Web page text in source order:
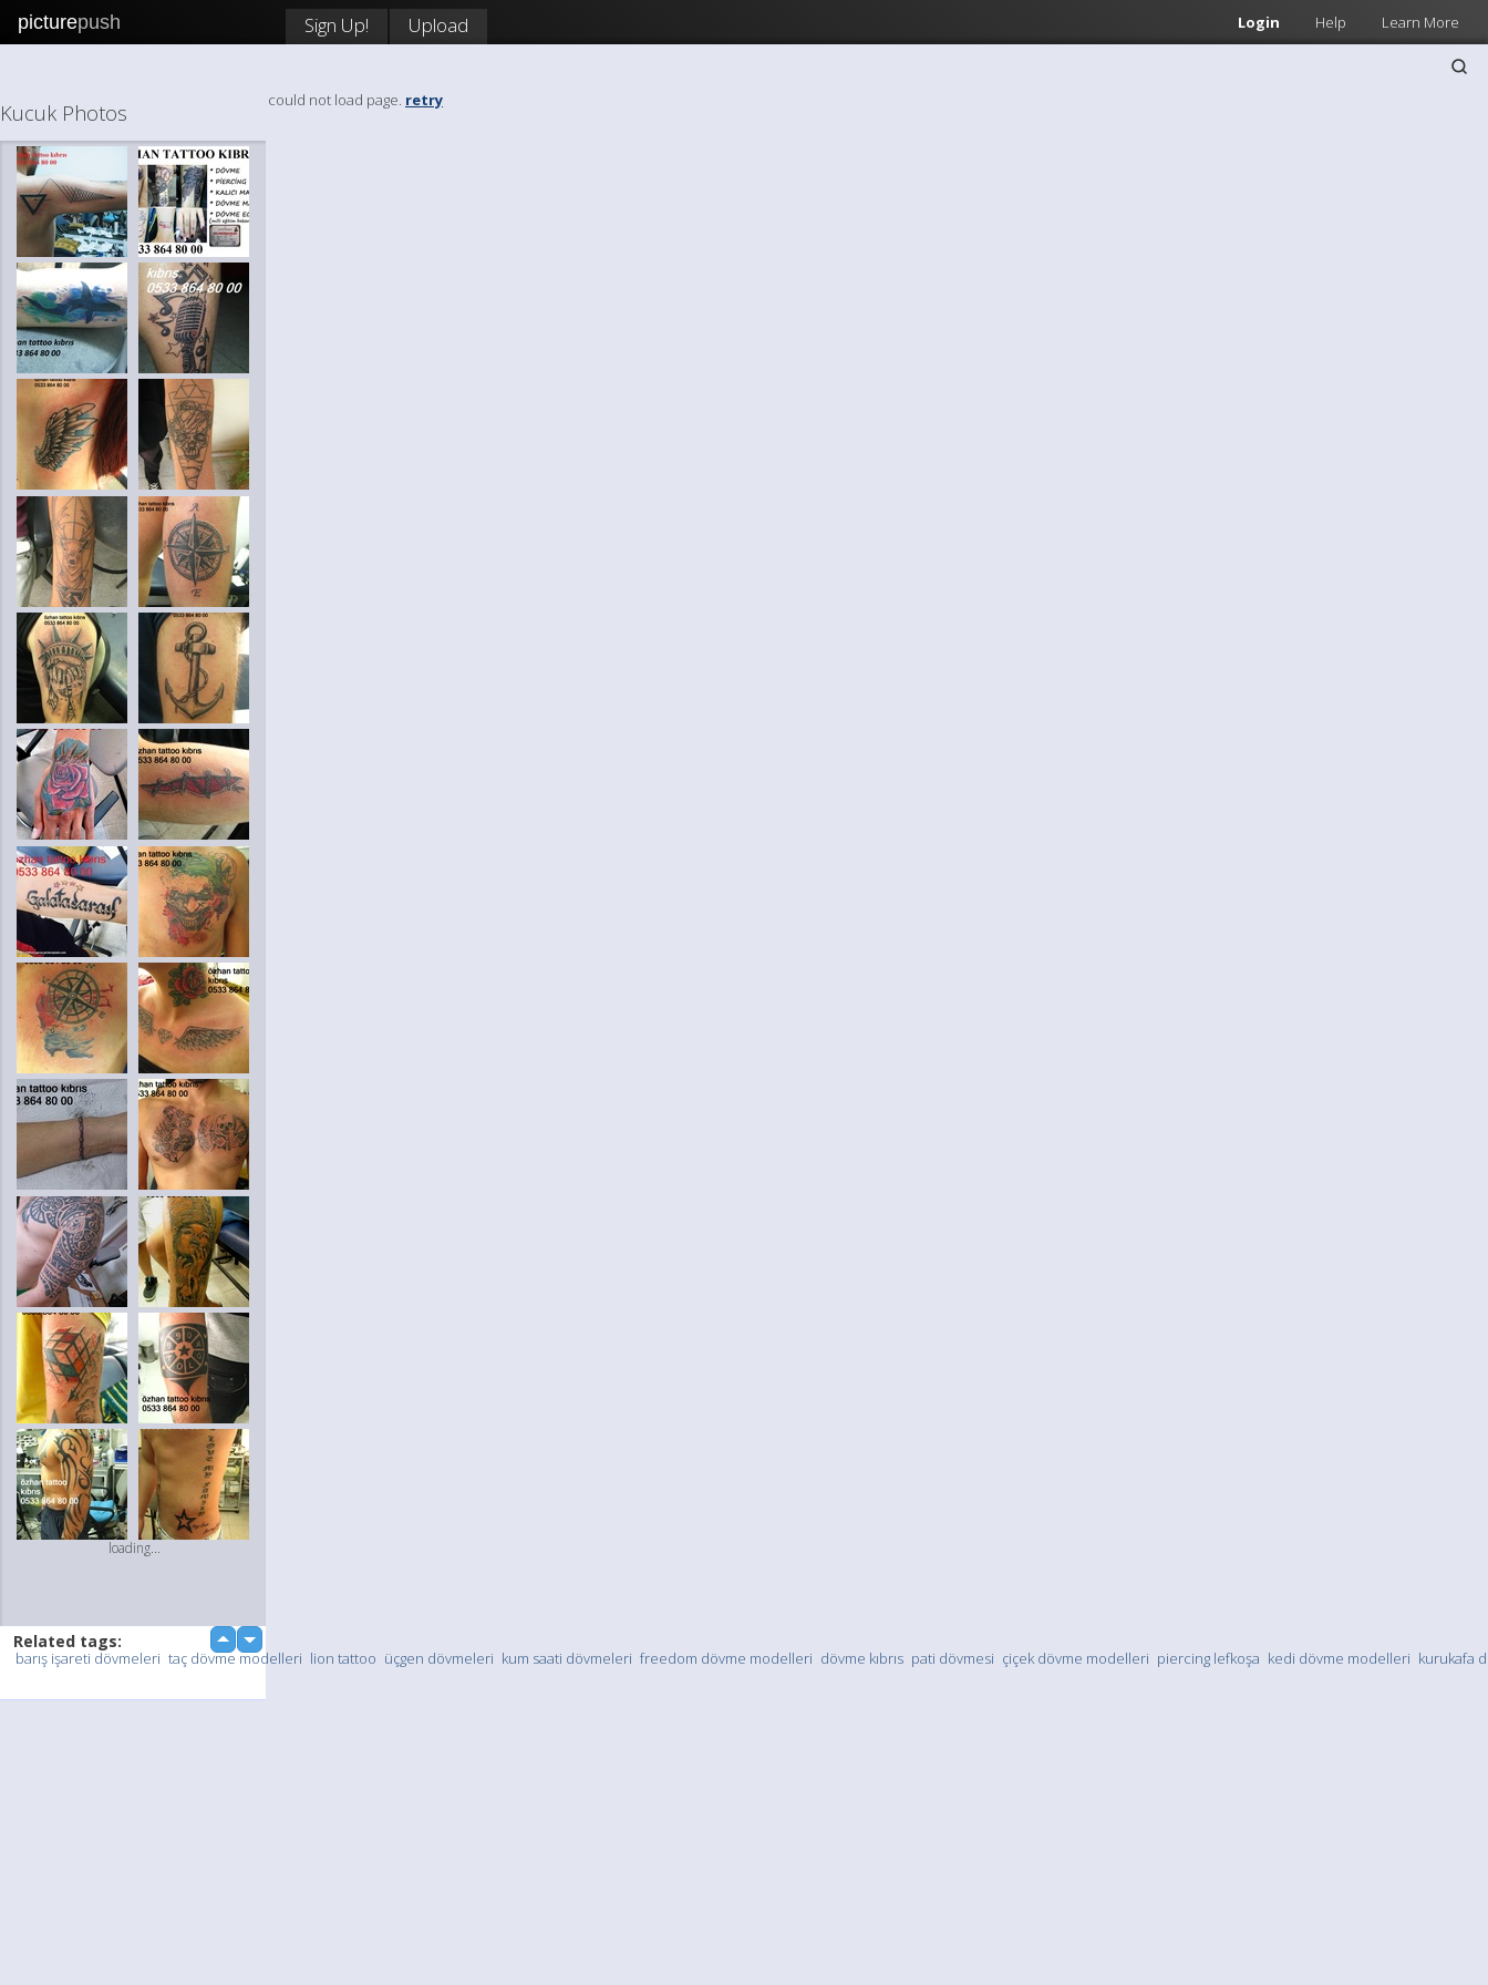
picturepush Login Help Learn More
Sign Up! Upload
Kucuk Photos
loading...
up down
Related tags:
barış işareti dövmeleri taç dövme modelleri lion tattoo üçgen dövmeleri kum saati dövmeleri freedom dövme modelleri dövme kıbrıs pati dövmesi çiçek dövme modelleri piercing lefkoşa kedi dövme modelleri kurukafa
could not load page. retry